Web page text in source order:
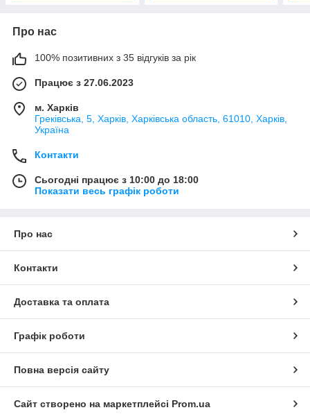
Про нас
100% позитивних з 35 відгуків за рік
Працює з 27.06.2023
м. Харків
Греківська, 5, Харків, Харківська область, 61010, Харків,
Україна
Контакти
Сьогодні працює з 10:00 до 18:00
Показати весь графік роботи
Про нас
Контакти
Доставка та оплата
Графік роботи
Повна версія сайту
Сайт створено на маркетплейсі Prom.ua